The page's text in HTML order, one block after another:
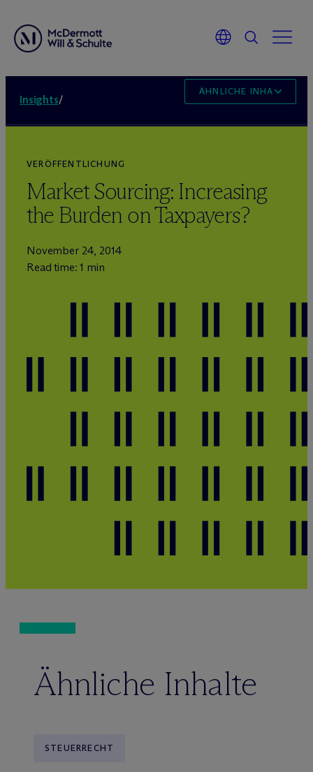
Insights/
ÄHNLICHE INHALTE
VERÖFFENTLICHUNG
Market Sourcing: Increasing
the Burden on Taxpayers?
November 24, 2014
Read time: 1 min
Ähnliche Inhalte
STEUERRECHT